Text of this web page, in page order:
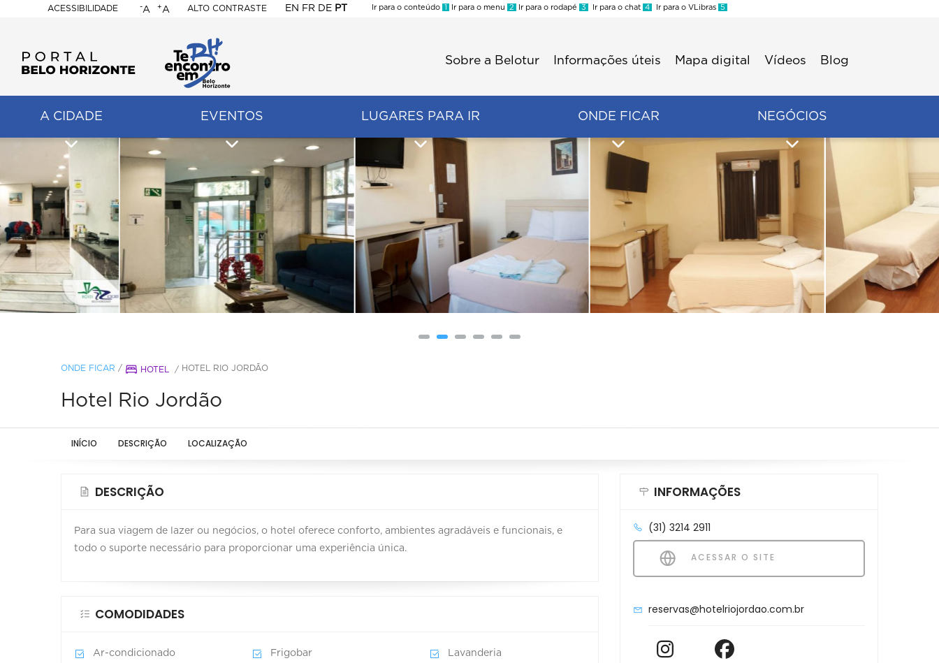
ACESSIBILIDADE
BELO
HORIZONTE
-A +A ALTO CONTRASTE EN FR DE PT
Ir para o conteúdo 1 Ir para o menu 2 Ir para o rodapé 3 Ir para o chat 4 Ir para o VLibras 5
Sobre a Belotur Informações úteis Mapa digital Vídeos Blog
A CIDADE EVENTOS LUGARES PARA IR ONDE FICAR NEGÓCIOS
ONDE FICAR / HOTEL / HOTEL RIO JORDÃO
Hotel Rio Jordão
INÍCIO DESCRIÇÃO LOCALIZAÇÃO
DESCRIÇÃO
Para sua viagem de lazer ou negócios, o hotel oferece conforto, ambientes agradáveis e funcionais, e
todo o suporte necessário para proporcionar uma experiência única.
COMODIDADES
Ar-condicionado Frigobar Lavanderia
INFORMAÇÕES
(31) 3214 2911
ACESSAR O SITE
reservas@hotelriojordao.com.br